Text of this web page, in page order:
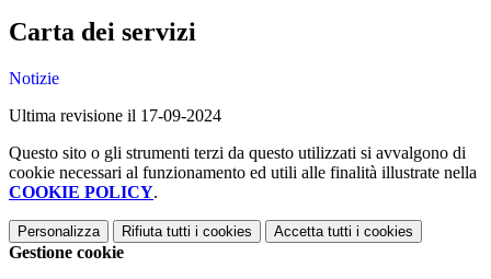
Carta dei servizi
Notizie
Ultima revisione il 17-09-2024
Questo sito o gli strumenti terzi da questo utilizzati si avvalgono di
cookie necessari al funzionamento ed utili alle finalità illustrate nella
COOKIE POLICY.
Personalizza Rifiuta tutti i cookies Accetta tutti i cookies
Gestione cookie